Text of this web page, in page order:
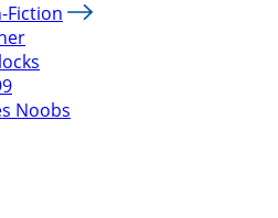
Fiction
Noobs